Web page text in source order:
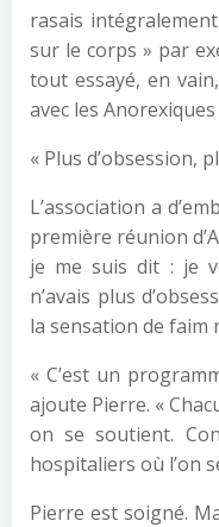
rasais
sur le corps » par
tout essayé, en
avec les
« Plus d’obsession,
L’association a
première réunion
je me suis dit : je
n’avais plus
la sensation de faim
« C’est un
ajoute Pierre. «
on se soutient.
hospitaliers où l’on
Pierre est soigné.